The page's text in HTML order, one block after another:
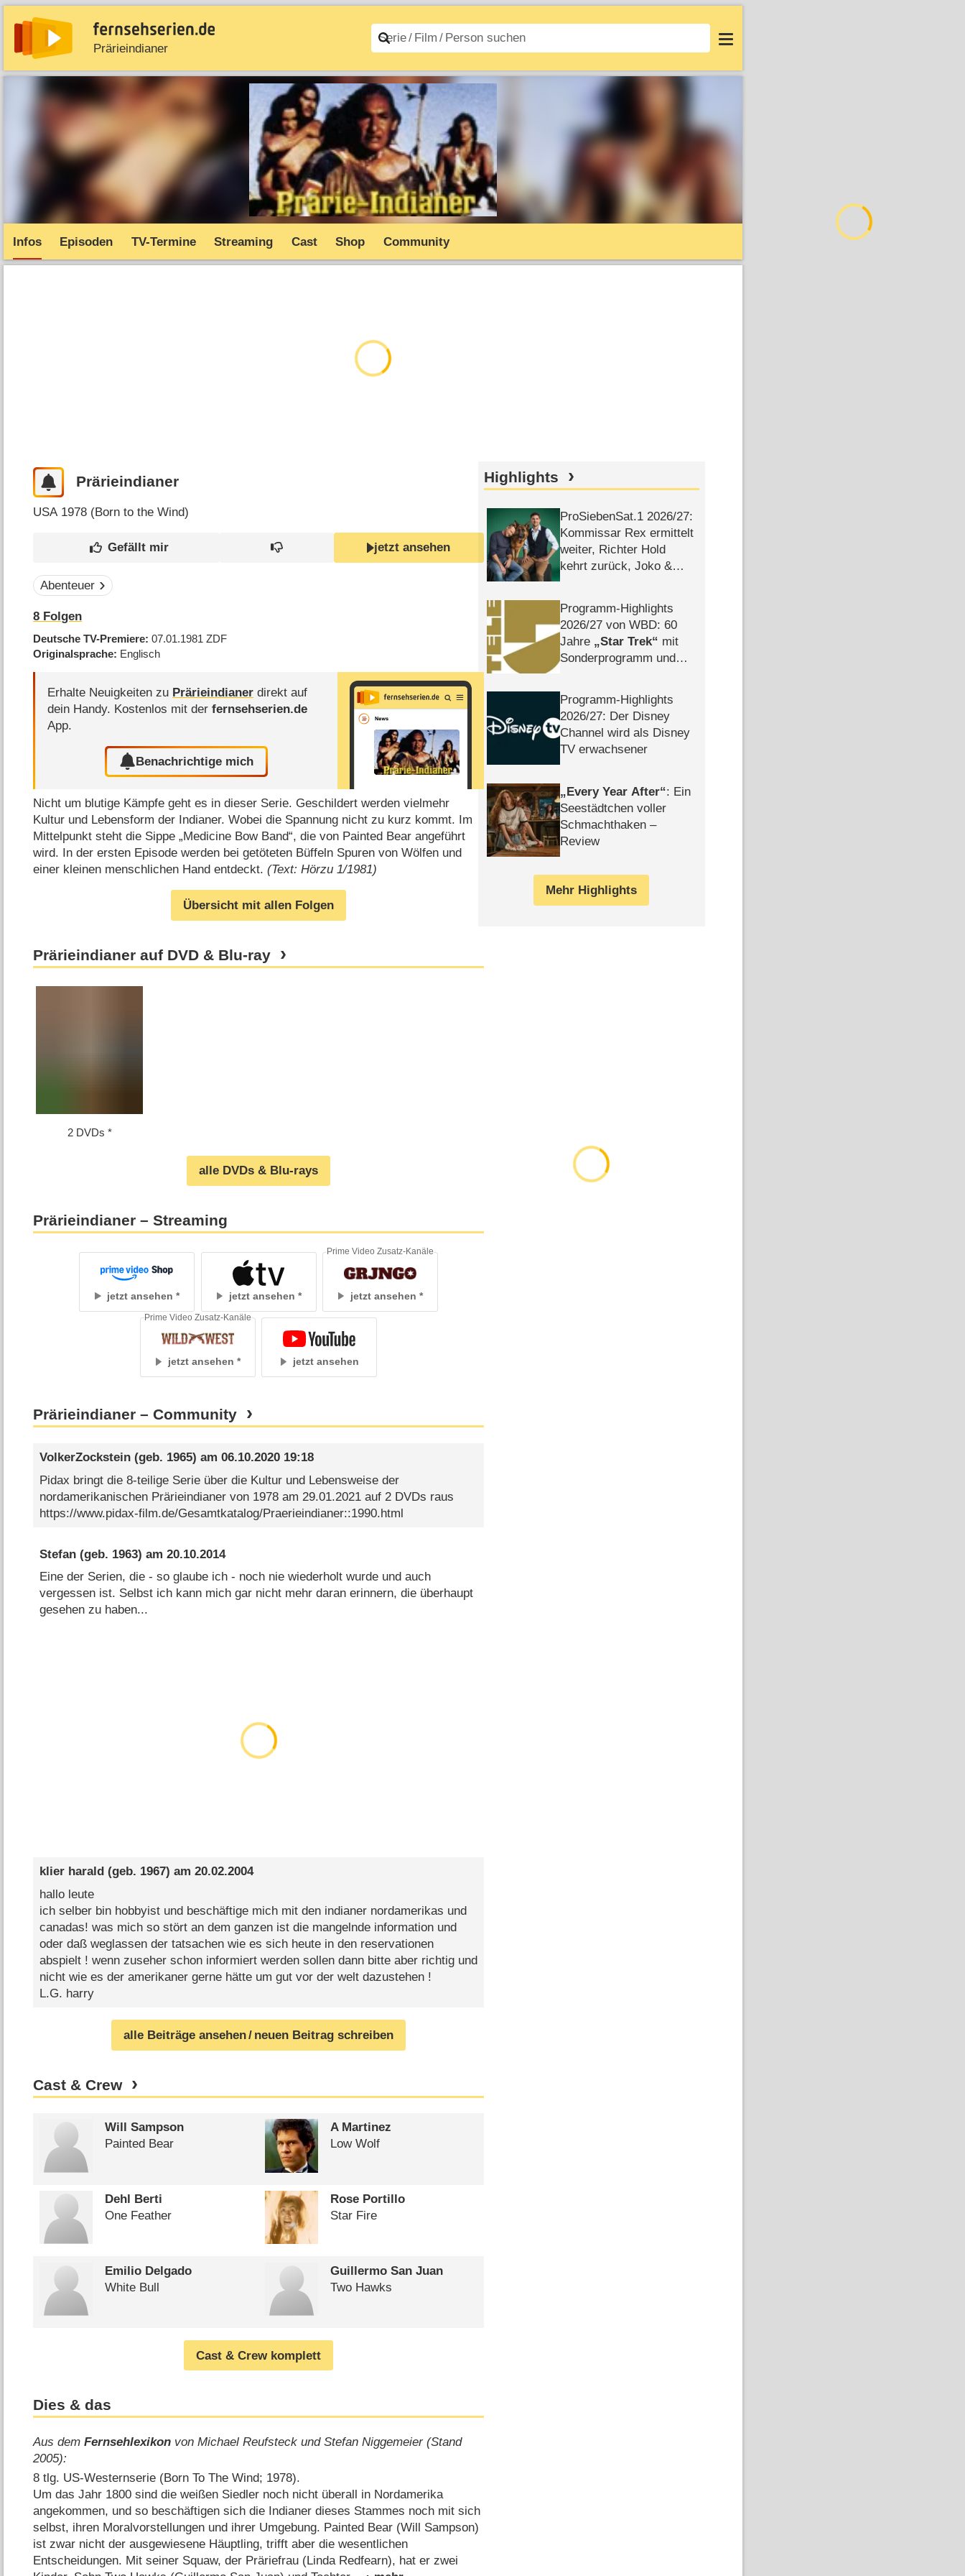
Prärieindianer
News Entdecken Streaming Filme A–Z Login
Infos Episoden TV-Termine Streaming Cast Shop Community
Prärieindianer
USA 1978 (Born to the Wind)
jetzt ansehen
Abenteuer
8 Folgen
Deutsche TV-Premiere 07.01.1981ZDF
Originalsprache Englisch
Erhalte Neuigkeiten zu Prärieindianer direkt auf
dein Handy. Kostenlos mit derfernsehserien.de
App.
Benachrichtige mich
Nicht um blutige Kämpfe geht es in dieser Serie. Geschildert werden vielmehr
Kultur und Lebensform der Indianer. Wobei die Spannung nicht zu kurz kommt. Im
Mittelpunkt steht die Sippe „Medicine Bow Band“, die von Painted Bear angeführt
wird. In der ersten Episode werden bei getöteten Büffeln Spuren von Wölfen und
einer kleinen menschlichen Hand entdeckt.(Text: Hörzu 1/1981)
Übersicht mit allen Folgen
Prärieindianer auf DVD & Blu-ray
2 DVDs
alle DVDs & Blu-rays
Prärieindianer – Streaming
jetzt ansehen jetzt ansehen jetzt ansehen
Prime Video Zusatz-Kanäle
jetzt ansehen
Prime Video Zusatz-Kanäle
jetzt ansehen
Prärieindianer – Community
VolkerZockstein(geb. 1965) am 06.10.2020 19:18
Pidax bringt die 8-teilige Serie über die Kultur und Lebensweise der
nordamerikanischen Prärieindianer von 1978 am 29.01.2021 auf 2 DVDs raus
https://www.pidax-film.de/Gesamtkatalog/Praerieindianer::1990.html
Stefan(geb. 1963) am 20.10.2014
Eine der Serien, die - so glaube ich - noch nie wiederholt wurde und auch
vergessen ist. Selbst ich kann mich gar nicht mehr daran erinnern, die überhaupt
gesehen zu haben...
klier harald(geb. 1967) am 20.02.2004
hallo leute
ich selber bin hobbyist und beschäftige mich mit den indianer nordamerikas und
canadas! was mich so stört an dem ganzen ist die mangelnde information und
oder daß weglassen der tatsachen wie es sich heute in den reservationen
abspielt ! wenn zuseher schon informiert werden sollen dann bitte aber richtig und
nicht wie es der amerikaner gerne hätte um gut vor der welt dazustehen !
L.G. harry
alle Beiträge ansehen/ neuen Beitrag schreiben
Cast & Crew
Will Sampson
Painted Bear
A Martinez
Low Wolf
Dehl Berti
One Feather
Rose Portillo
Star Fire
Emilio Delgado
White Bull
Guillermo San Juan
Two Hawks
Cast & Crew komplett
Dies & das
Aus demFernsehlexikon von Michael Reufsteck und Stefan Niggemeier (Stand
2005):
8 tlg. US-Westernserie (Born To The Wind; 1978).
Um das Jahr 1800 sind die weißen Siedler noch nicht überall in Nordamerika
angekommen, und so beschäftigen sich die Indianer dieses Stammes noch mit sich
selbst, ihren Moralvorstellungen und ihrer Umgebung. Painted Bear (Will Sampson)
ist zwar nicht der ausgewiesene Häuptling, trifft aber die wesentlichen
Entscheidungen. Mit seiner Squaw, der Präriefrau (Linda Redfearn), hat er zwei
Highlights
ProSiebenSat.1 2026/​27:
Kommissar Rex ermittelt
weiter, Richter Hold
kehrt zurück, Joko &
Programm-Highlights
2026/​27 von WBD: 60
Jahre
Star Trek
mit
Sonderprogramm und
Programm-Highlights
2026/​27: Der Disney
Channel wird als Disney
TV erwachsener
Every Year After : Ein
Seestädtchen voller
Schmachthaken –
Review
Mehr Highlights